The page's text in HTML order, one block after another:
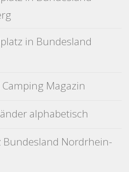
in Bundesland
Magazin
alphabetisch
Nordrhein-